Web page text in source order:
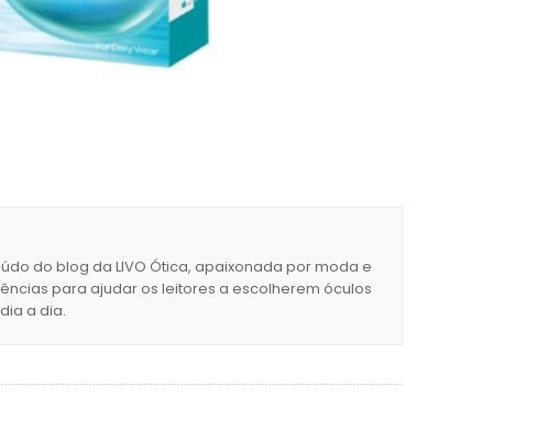
do blog da LIVO Ótica, apaixonada por moda e
para ajudar os leitores a escolherem óculos
a dia.